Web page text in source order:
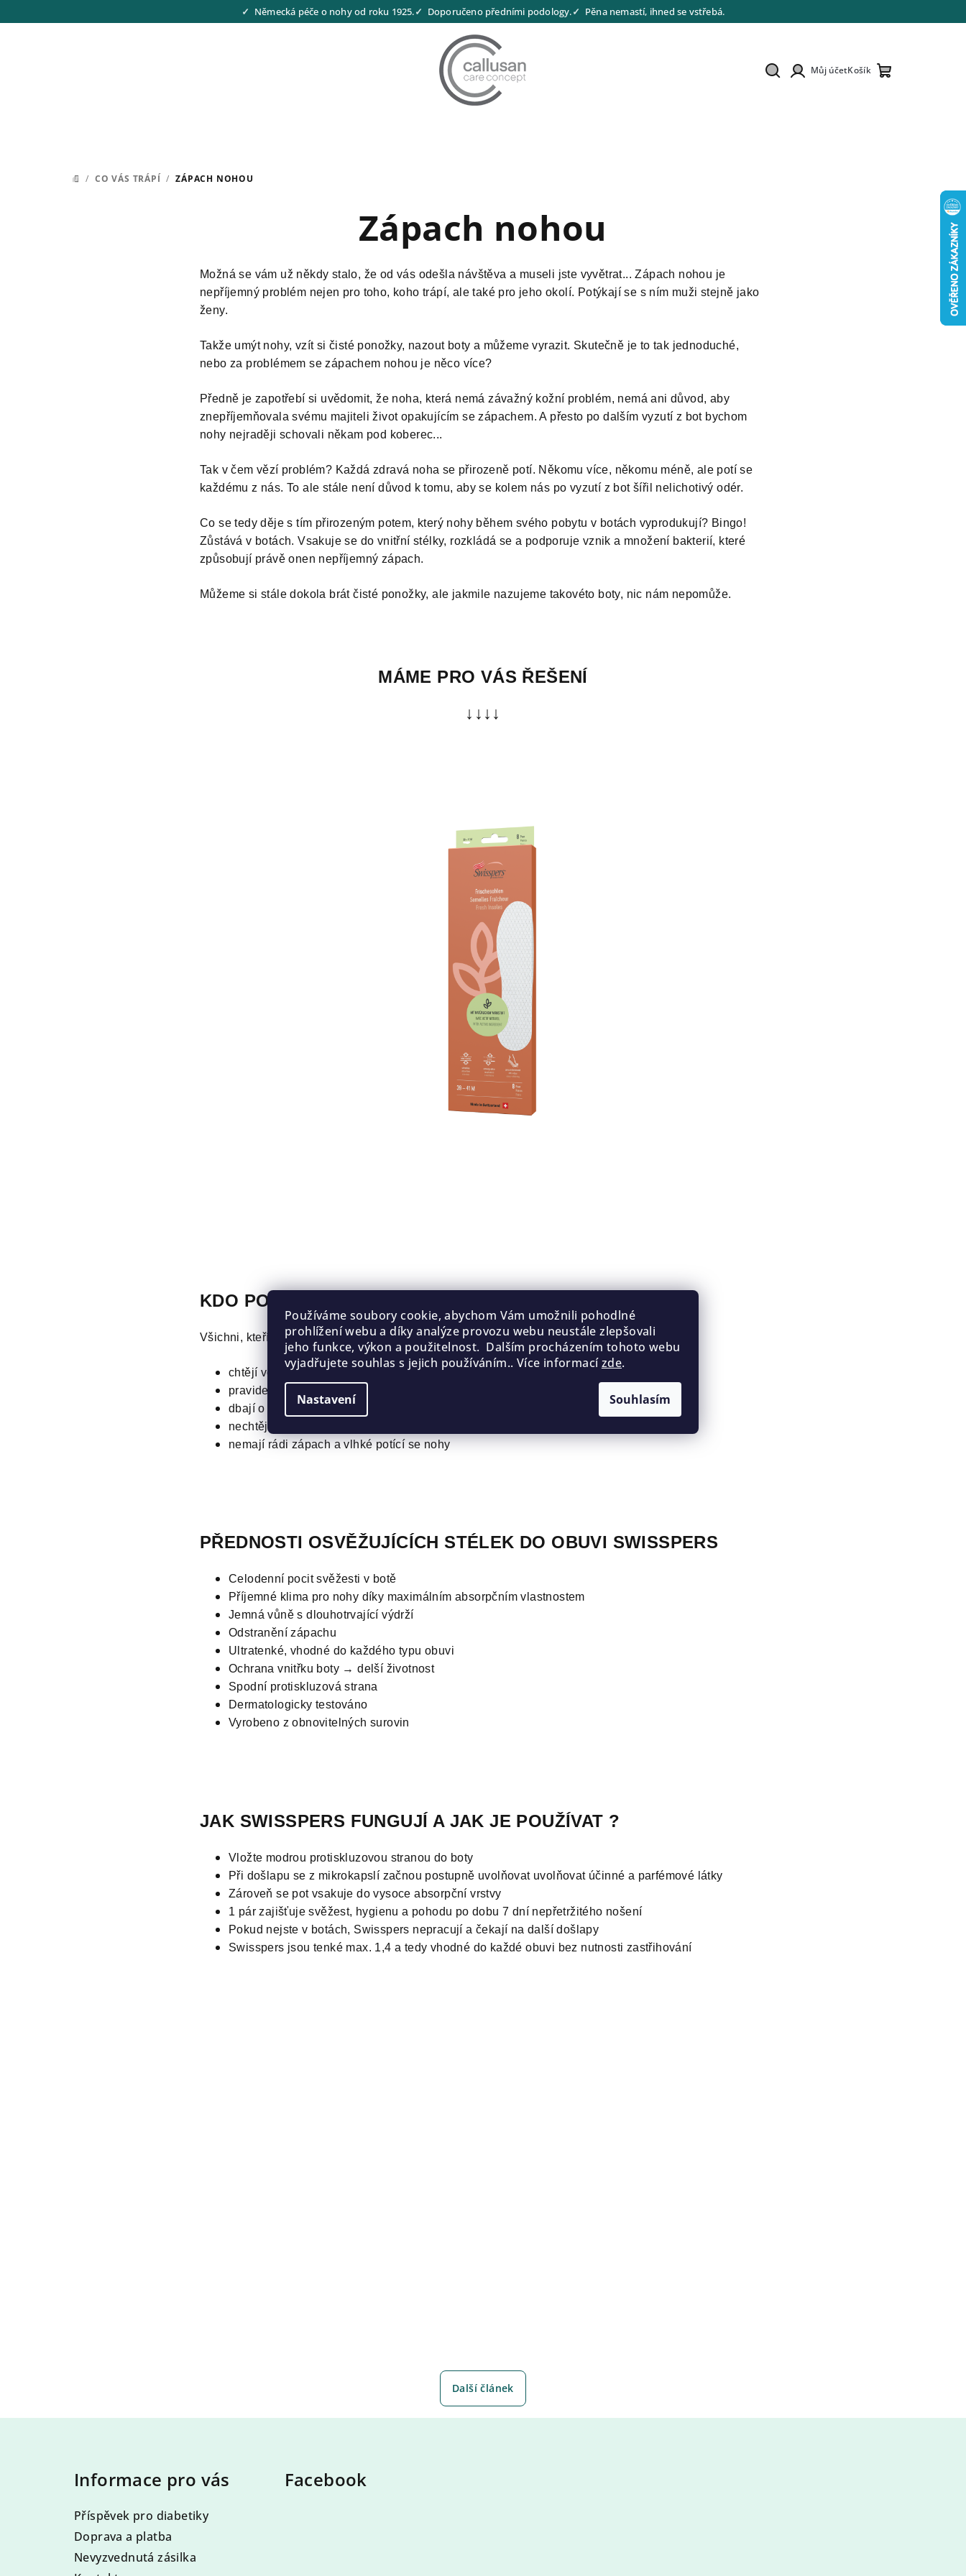
Používáme soubory cookie, abychom Vám umožnili pohodlné
prohlížení webu a díky analýze provozu webu neustále zlepšovali
jeho funkce, výkon a použitelnost. Dalším procházením tohoto webu
vyjadřujete souhlas s jejich používáním.. Více informacízde.
Nastavení Souhlasím
na
Německá péče o nohy od roku 1925. Doporučeno předními podology. Pěna nemastí, ihned se vstřebá.
Můj účetKošík
DOMŮ
/ CO VÁS TRÁPÍ / ZÁPACH NOHOU
Zápach nohou
Možná se vám už někdy stalo, že od vás odešla návštěva a museli jste vyvětrat... Zápach nohou je
nepříjemný problém nejen pro toho, koho trápí, ale také pro jeho okolí. Potýkají se s ním muži stejně jako
ženy.
Takže umýt nohy, vzít si čisté ponožky, nazout boty a můžeme vyrazit. Skutečně je to tak jednoduché,
nebo za problémem se zápachem nohou je něco více?
Předně je zapotřebí si uvědomit, že noha, která nemá závažný kožní problém, nemá ani důvod, aby
znepříjemňovala svému majiteli život opakujícím se zápachem. A přesto po dalším vyzutí z bot bychom
nohy nejraději schovali někam pod koberec...
Tak v čem vězí problém? Každá zdravá noha se přirozeně potí. Někomu více, někomu méně, ale potí se
každému z nás. To ale stále není důvod k tomu, aby se kolem nás po vyzutí z bot šířil nelichotivý odér.
Co se tedy děje s tím přirozeným potem, který nohy během svého pobytu v botách vyprodukují? Bingo!
Zůstává v botách. Vsakuje se do vnitřní stélky, rozkládá se a podporuje vznik a množení bakterií, které
způsobují právě onen nepříjemný zápach.
Můžeme si stále dokola brát čisté ponožky, ale jakmile nazujeme takovéto boty, nic nám nepomůže.
MÁME PRO VÁS ŘEŠENÍ
↓↓↓↓
KDO POTŘEBUJE SWISSPERS ?
Všichni, kteří:
chtějí voňavé boty, ponožky i nohy ve věku 15-100 let
pravidelně se starají o své nohy a boty
dbají o svoji hygienu
nechtějí zažívat nepříjemné situace při styku s ostatními
nemají rádi zápach a vlhké potící se nohy
PŘEDNOSTI OSVĚŽUJÍCÍCH STÉLEK DO OBUVI SWISSPERS
Celodenní pocit svěžesti v botě
Příjemné klima pro nohy díky maximálním absorpčním vlastnostem
Jemná vůně s dlouhotrvající výdrží
Odstranění zápachu
Ultratenké, vhodné do každého typu obuvi
Ochrana vnitřku boty → delší životnost
Spodní protiskluzová strana
Dermatologicky testováno
Vyrobeno z obnovitelných surovin
JAK SWISSPERS FUNGUJÍ A JAK JE POUŽÍVAT ?
Vložte modrou protiskluzovou stranou do boty
Při došlapu se z mikrokapslí začnou postupně uvolňovat uvolňovat účinné a parfémové látky
Zároveň se pot vsakuje do vysoce absorpční vrstvy
1 pár zajišťuje svěžest, hygienu a pohodu po dobu 7 dní nepřetržitého nošení
Pokud nejste v botách, Swisspers nepracují a čekají na další došlapy
Swisspers jsou tenké max. 1,4 a tedy vhodné do každé obuvi bez nutnosti zastřihování
Další článek
Informace pro vás
Příspěvek pro diabetiky
Doprava a platba
Nevyzvednutá zásilka
Facebook